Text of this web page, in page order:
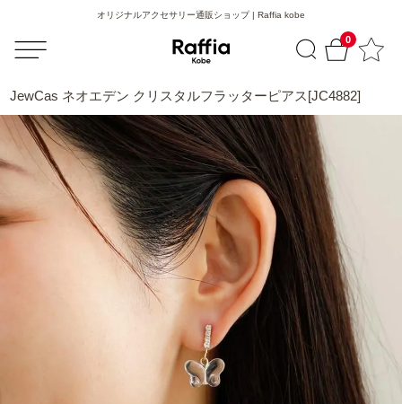
0
オリジナルアクセサリー通販ショップ | Raffia kobe
JewCas ネオエデン クリスタルフラッターピアス[JC4882]